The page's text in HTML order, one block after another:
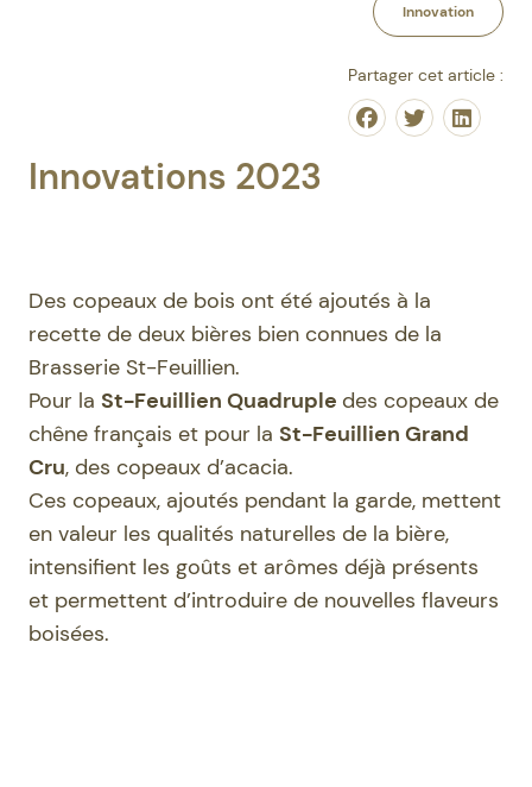
Innovation
Partager cet article :
Share onShare on
Share
Innovations 2023
Des copeaux de bois ont été ajoutés à la
recette de deux bières bien connues de la
Brasserie St-Feuillien.
Pour la St-Feuillien Quadruple des copeaux de
chêne français et pour la St-Feuillien Grand
Cru, des copeaux d’acacia.
Ces copeaux, ajoutés pendant la garde, mettent
en valeur les qualités naturelles de la bière,
intensifient les goûts et arômes déjà présents
et permettent d’introduire de nouvelles flaveurs
boisées.